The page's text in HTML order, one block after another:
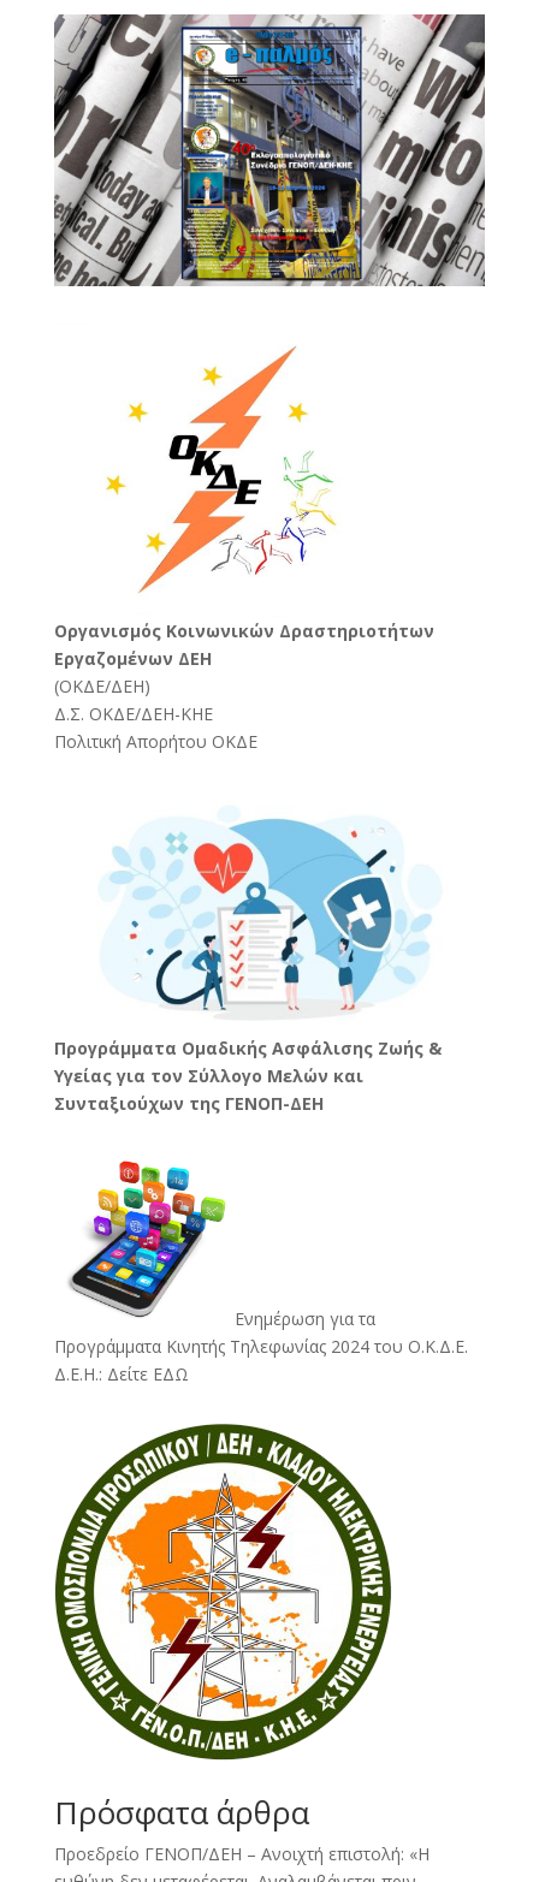
Oργανισμός Κοινωνικών Δραστηριοτήτων
Εργαζομένων ΔΕΗ
(ΟΚΔΕ/ΔΕΗ)
Δ.Σ. ΟΚΔΕ/ΔΕΗ-ΚΗΕ
Πολιτική Απορήτου ΟΚΔΕ
Προγράμματα Ομαδικής Ασφάλισης Ζωής &
Υγείας για τον Σύλλογο Μελών και
Συνταξιούχων της ΓΕΝΟΠ-ΔΕΗ
Ενημέρωση για τα
Προγράμματα Κινητής Τηλεφωνίας 2024 του Ο.Κ.Δ.Ε.
Δ.Ε.Η.: Δείτε ΕΔΩ
Πρόσφατα άρθρα
Προεδρείο ΓΕΝΟΠ/ΔΕΗ – Ανοιχτή επιστολή: «Η